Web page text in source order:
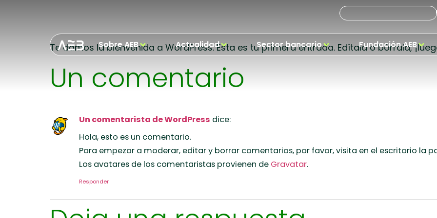
Sobre AEB Actualidad Sector bancario Fundación AEB
¡Hola, mundo!
Te damos la bienvenida a WordPress. Esta es tu primera entrada. Edítala o bórrala,
Un comentario
Un comentarista de WordPress dice:
Hola, esto es un comentario.
Para empezar a moderar, editar y borrar comentarios, por favor, visita en el escritorio la
Los avatares de los comentaristas provienen de Gravatar.
Responder